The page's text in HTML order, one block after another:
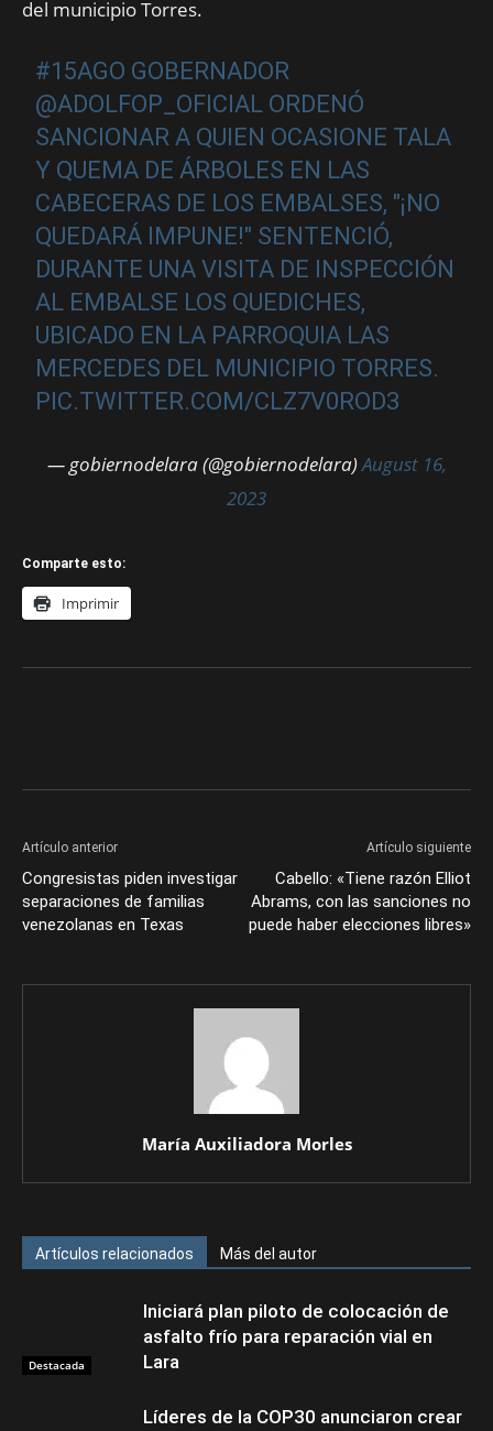
del municipio Torres.
#15AGO GOBERNADOR
@ADOLFOP_OFICIAL ORDENÓ
SANCIONAR A QUIEN OCASIONE TALA
Y QUEMA DE ÁRBOLES EN LAS
CABECERAS DE LOS EMBALSES, "¡NO
QUEDARÁ IMPUNE!" SENTENCIÓ,
DURANTE UNA VISITA DE INSPECCIÓN
AL EMBALSE LOS QUEDICHES,
UBICADO EN LA PARROQUIA LAS
MERCEDES DEL MUNICIPIO TORRES.
PIC.TWITTER.COM/CLZ7V0ROD3
— gobiernodelara (@gobiernodelara)August 16,
2023
Comparte esto:
Imprimir
Artículo anterior
Congresistas piden investigar
separaciones de familias
venezolanas en Texas
Artículo siguiente
Cabello: «Tiene razón Elliot
Abrams, con las sanciones no
puede haber elecciones libres»
María Auxiliadora Morles
Artículos relacionados Más del autor
Destacada
Iniciará plan piloto de colocación de
asfalto frío para reparación vial en
Lara
Líderes de la COP30 anunciaron crear